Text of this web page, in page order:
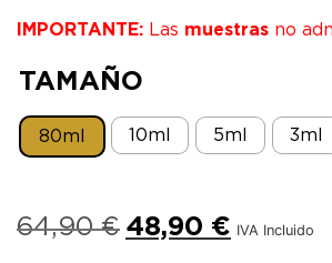
IMPORTANTE: Las muestras no
TAMAÑO
80ml 10ml 5ml 3ml
64,90€ 48,90 € IVA Incluido